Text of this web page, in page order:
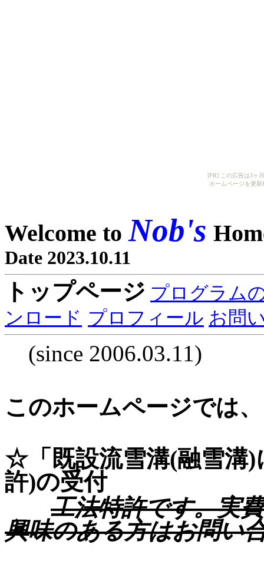
[PR] この広告は3ヶ
ホームページを更
Welcome to Nob's
Date 2023.10.11
トップページ プログラム
ンロード プロフィール お問
(since 2006.03.11)
このホームページでは
☆「既設流雪溝(融雪溝)
許)の受付
工法特許です。実
興味のある方はお問い